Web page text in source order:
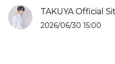
TAKUYA Official
2026/06/30 15:00